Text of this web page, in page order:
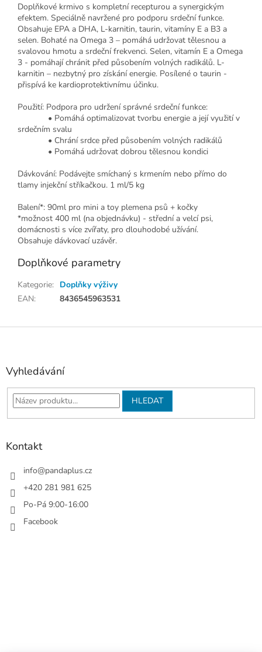
Doplňkové krmivo s kompletní recepturou a synergickým
efektem. Speciálně navržené pro podporu srdeční funkce.
Obsahuje EPA a DHA, L-karnitin, taurin, vitamíny E a B3 a
selen. Bohaté na Omega 3 – pomáhá udržovat tělesnou a
svalovou hmotu a srdeční frekvenci. Selen, vitamín E a Omega
3 - pomáhají chránit před působením volných radikálů. L-
karnitin – nezbytný pro získání energie. Posílené o taurin -
přispívá ke kardioprotektivnímu účinku.
Použití: Podpora pro udržení správné srdeční funkce:
• Pomáhá optimalizovat tvorbu energie a její využití v
srdečním svalu
• Chrání srdce před působením volných radikálů
• Pomáhá udržovat dobrou tělesnou kondici
Dávkování: Podávejte smíchaný s krmením nebo přímo do
tlamy injekční stříkačkou. 1 ml/5 kg
Balení*: 90ml pro mini a toy plemena psů + kočky
*možnost 400 ml (na objednávku) - střední a velcí psi,
domácnosti s více zvířaty, pro dlouhodobé užívání.
Obsahuje dávkovací uzávěr.
Doplňkové parametry
Kategorie: Doplňky výživy
EAN: 8436545963531
Z
Vyhledávání
HLEDAT
Kontakt
info@pandaplus.cz
+420 281 981 625
Po-Pá 9:00-16:00
Facebook